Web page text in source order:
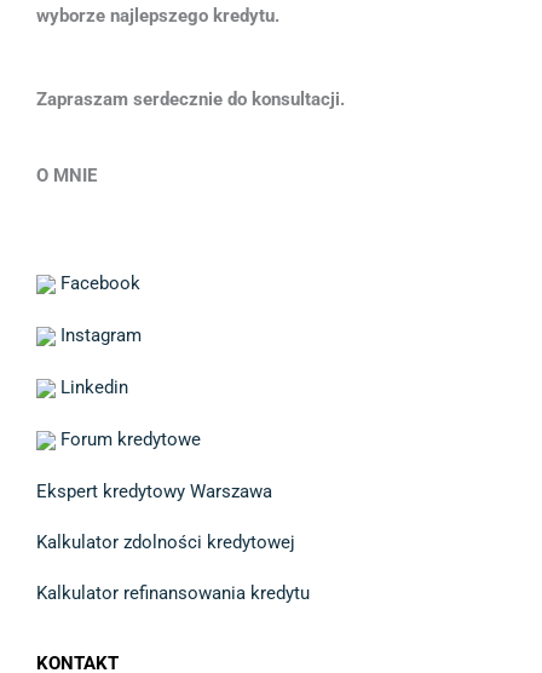
wyborze najlepszego kredytu.
Zapraszam serdecznie do konsultacji.
O MNIE
Facebook
Instagram
Linkedin
Forum kredytowe
Ekspert kredytowy Warszawa
Kalkulator zdolności kredytowej
Kalkulator refinansowania kredytu
KONTAKT